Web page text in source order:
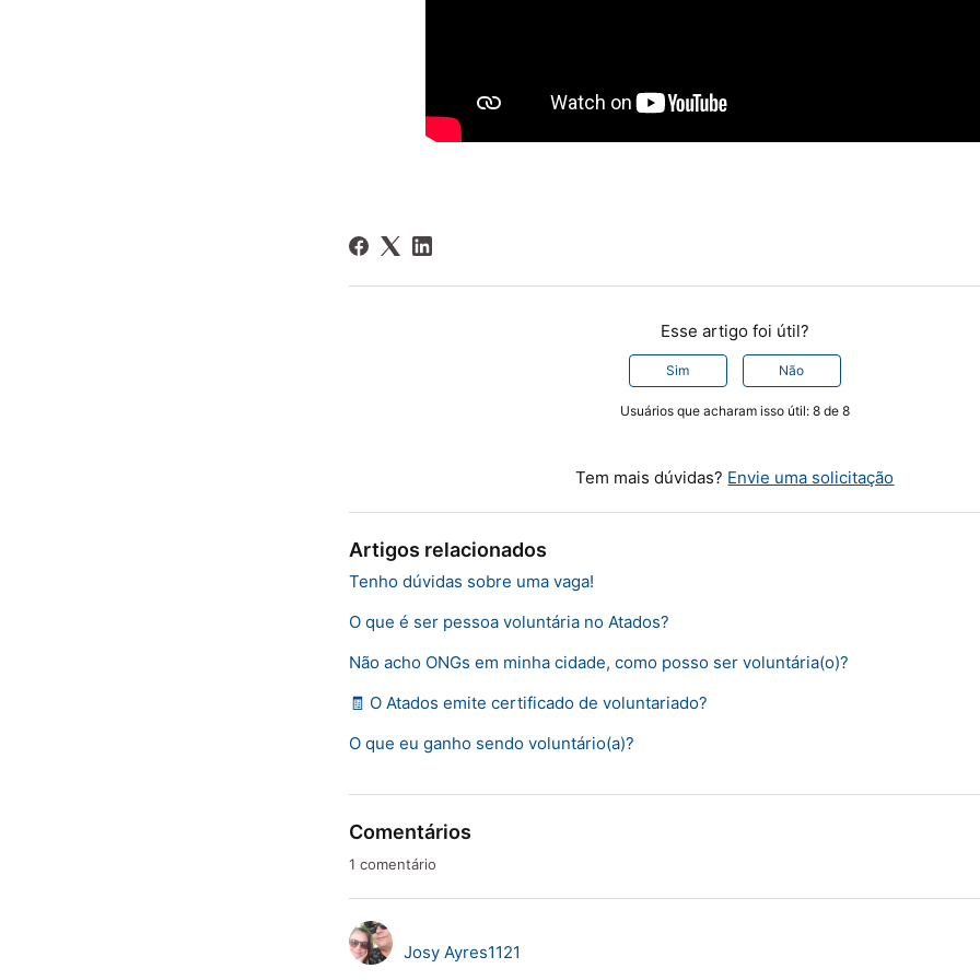
Esse artigo foi útil?
Sim Não
Usuários que acharam isso útil: 8 de 8
Tem mais dúvidas? Envie uma solicitação
Artigos relacionados
Tenho dúvidas sobre uma vaga!
O que é ser pessoa voluntária no Atados?
Não acho ONGs em minha cidade, como posso ser voluntária(o)?
🧾 O Atados emite certificado de voluntariado?
O que eu ganho sendo voluntário(a)?
Comentários
1 comentário
Josy Ayres1121